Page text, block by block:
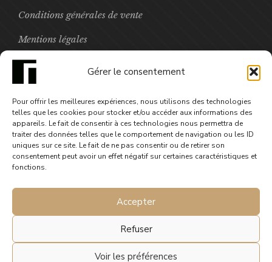
Gérer le consentement
Pour offrir les meilleures expériences, nous utilisons des technologies
telles que les cookies pour stocker et/ou accéder aux informations des
appareils. Le fait de consentir à ces technologies nous permettra de
traiter des données telles que le comportement de navigation ou les ID
uniques sur ce site. Le fait de ne pas consentir ou de retirer son
consentement peut avoir un effet négatif sur certaines caractéristiques et
fonctions.
Accepter
Refuser
Voir les préférences
Conditions générales de vente
Mentions légales
Boutique
FOCUS
Carte postale Scrops